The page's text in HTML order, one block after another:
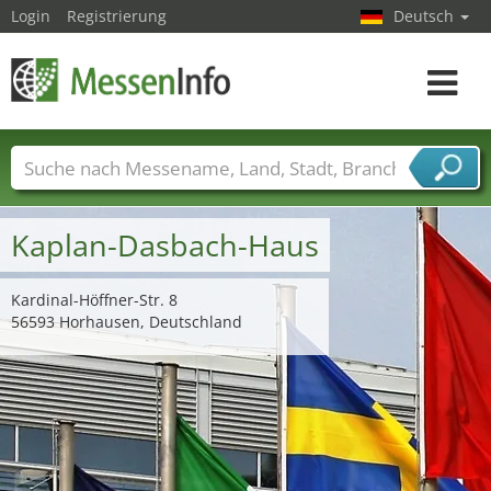
Kaplan-Dasbach-Haus
Kardinal-Höffner-Str. 8
56593 Horhausen, Deutschland
Login Registrierung Deutsch
Toggle
Messenamen Länder Städte
Branchen
Dienstleisterbranchen